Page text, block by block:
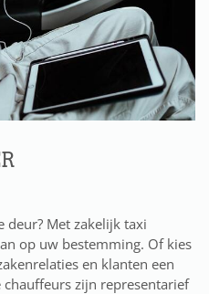
deur? Met zakelijk taxi
op uw bestemming. Of kies
en klanten een
zijn representarief